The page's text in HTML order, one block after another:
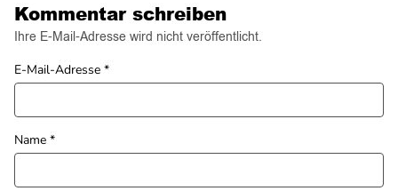
Kommentar schreiben
Ihre E-Mail-Adresse wird nicht veröffentlicht.
Name *
E-Mail-Adresse *